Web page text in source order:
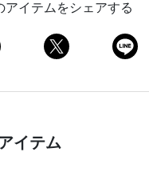
アイテムをシェアする
イテム